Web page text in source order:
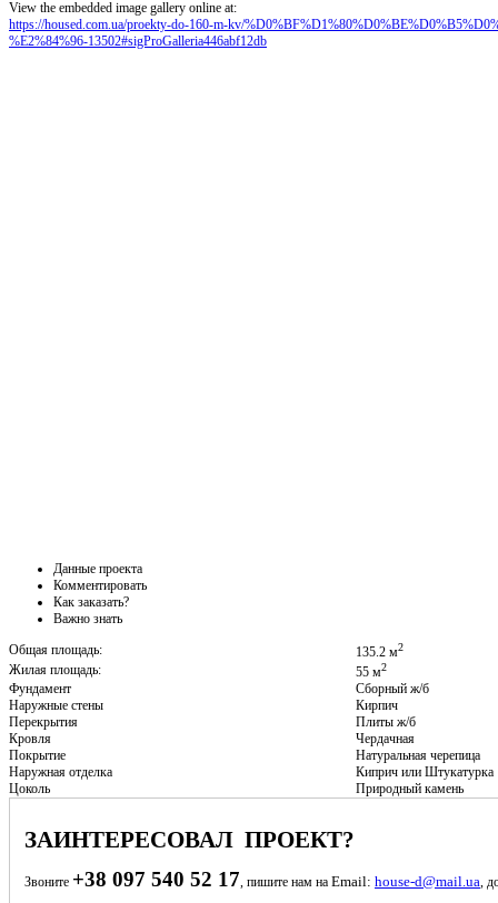
View the embedded image gallery online at:
https://housed.com.ua/proekty-do-160-m-kv/
%E2%84%96-13502#sigProGalleria446abf12db
Данные проекта
Комментировать
Как заказать?
Важно знать
Общая площадь:
135.2 м2
Жилая площадь: 55 м2
Фундамент
Сборный ж/б
Наружные стены
Кирпич
Перекрытия
Плиты ж/б
Кровля
Чердачная
Покрытие
Натуральная черепица
Наружная отделка
Киприч или Штукатурка
Цоколь
Природный камень
ЗАИНТЕРЕСОВАЛ ПРОЕКТ?
Звоните +38 097 540 52 17 , пишите нам на Email: house-d@mail.ua ,